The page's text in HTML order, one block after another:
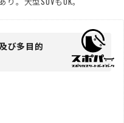
び多目的